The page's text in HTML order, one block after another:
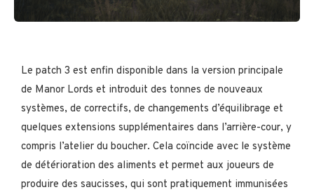
Le patch 3 est enfin disponible dans la version principale
de Manor Lords et introduit des tonnes de nouveaux
systèmes, de correctifs, de changements d’équilibrage et
quelques extensions supplémentaires dans l’arrière-cour, y
compris l’atelier du boucher. Cela coïncide avec le système
de détérioration des aliments et permet aux joueurs de
produire des saucisses, qui sont pratiquement immunisées